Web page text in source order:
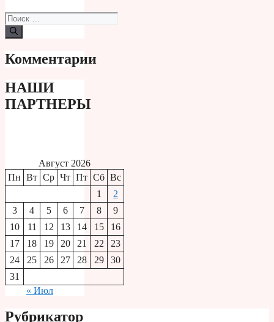
Поиск:
Комментарии
НАШИ
ПАРТНЕРЫ
Август 2026
Пн Вт Ср Чт Пт Сб Вс
1
2
3
4 5 6 7 8
9
10
11 12 13 14 15
16
17
18 19 20 21 22
23
24
25 26 27 28 29
30
31
« Июл
Рубрикатор